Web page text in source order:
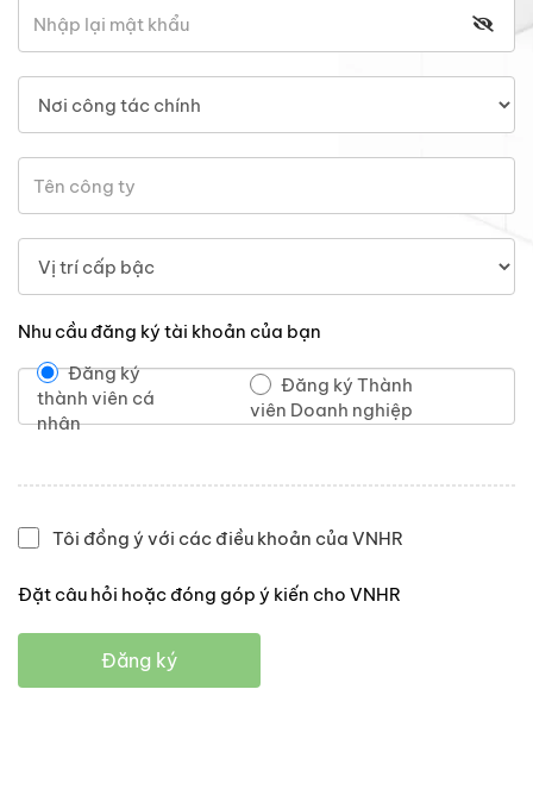
Nhu cầu đăng ký tài khoản của bạn
Đăng ký
thành viên cá
nhân
Đăng ký Thành
viên Doanh nghiệp
Tôi đồng ý với các điều khoản của VNHR
Đặt câu hỏi hoặc đóng góp ý kiến cho VNHR
Đăng ký